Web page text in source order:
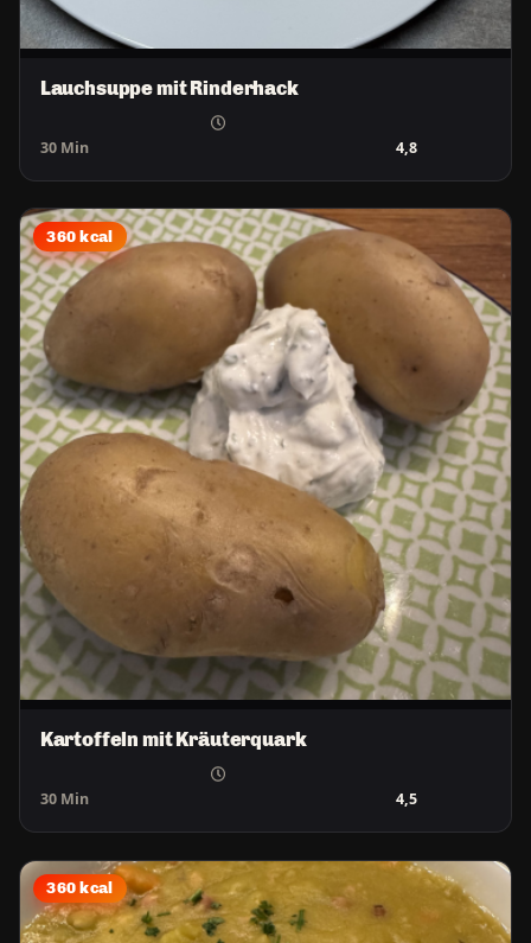
Lauchsuppe mit Rinderhack
30 Min 4,8
360 kcal
Kartoffeln mit Kräuterquark
30 Min 4,5
360 kcal